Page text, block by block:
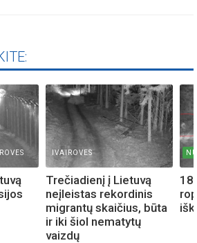
IVAIROVES
Trečiadienį į Lietuvą
neįleistas rekordinis
migrantų skaičius, būta
ir iki šiol nematytų
vaizdų
18